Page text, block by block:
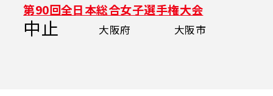
第90回全日本総合女子選手権大会
中止 大阪府 大阪市